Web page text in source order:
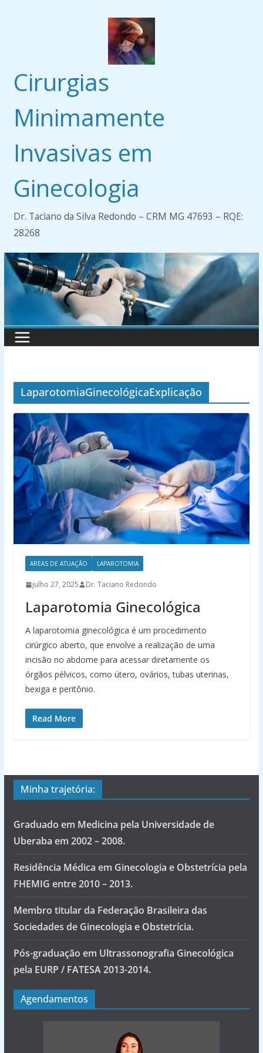
Cirurgias
Minimamente
Invasivas em
Ginecologia
Dr. Taciano da Silva Redondo – CRM MG 47693 – RQE:
28268
LaparotomiaGinecológicaExplicação
AREAS DE ATUAÇÃO LAPAROTOMIA
julho 27, 2025 Dr. Taciano Redondo
Laparotomia Ginecológica
A laparotomia ginecológica é um procedimento
cirúrgico aberto, que envolve a realização de uma
incisão no abdome para acessar diretamente os
órgãos pélvicos, como útero, ovários, tubas uterinas,
bexiga e peritônio.
Read More
Minha trajetória:
Graduado em Medicina pela Universidade de
Uberaba em 2002 – 2008.
Residência Médica em Ginecologia e Obstetrícia pela
FHEMIG entre 2010 – 2013.
Membro titular da Federação Brasileira das
Sociedades de Ginecologia e Obstetrícia.
Pós-graduação em Ultrassonografia Ginecológica
pela EURP / FATESA 2013-2014.
Agendamentos